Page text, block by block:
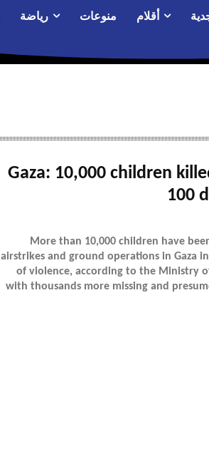
أقلام منوعات رياضة
Gaza: 10,000 children
100
More than 10,000 children have
airstrikes and ground operations in Gaza
of violence, according to the Ministry
with thousands more missing and